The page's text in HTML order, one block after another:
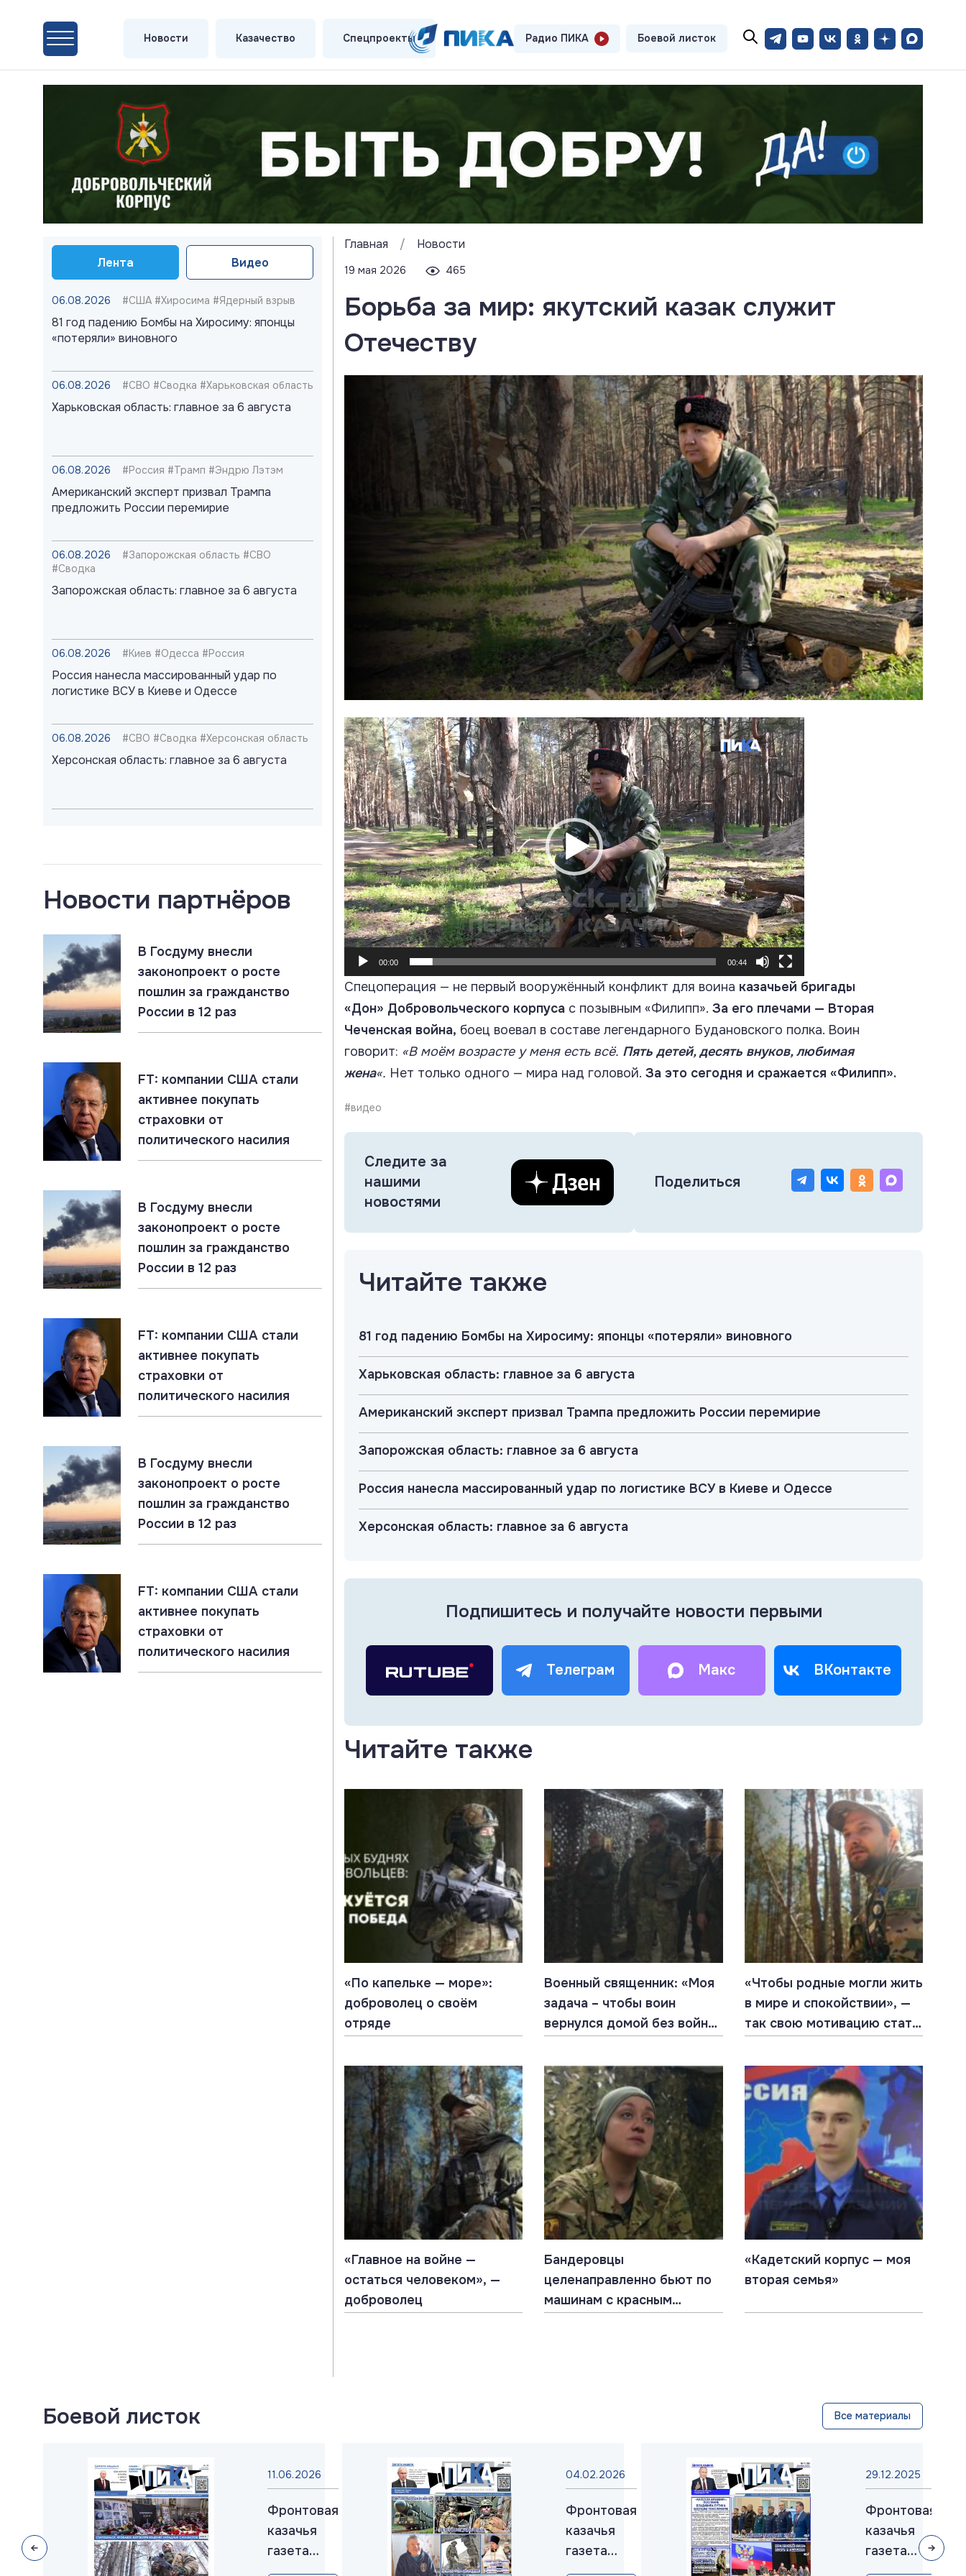
Новости Казачество Спецпроекты Радио ПИКА Боевой листок
Лента Видео
06.08.2026 #США #Хиросима #Ядерный взрыв
81 год падению Бомбы на Хиросиму: японцы
«потеряли» виновного
06.08.2026 #СВО #Сводка #Харьковская область
Харьковская область: главное за 6 августа
06.08.2026 #Россия #Трамп #Эндрю Лэтэм
Американский эксперт призвал Трампа
предложить России перемирие
06.08.2026
#Запорожская область #СВО
#Сводка
Запорожская область: главное за 6 августа
06.08.2026 #Киев #Одесса #Россия
Россия нанесла массированный удар по
логистике ВСУ в Киеве и Одессе
06.08.2026 #СВО #Сводка #Херсонская область
Херсонская область: главное за 6 августа
польских наёмников в ВСУ
06.08.2026 #ДНР #СВО #Сводка
06.08.2026 #«Циркон» #Гиперзвук #ПВО
«Цирконы» бьют по наземным целям. Россия
накапливает уникальный опыт
06.08.2026 #ЛНР #СВО #Сводка
ЛНР: главное за 6 августа
06.08.2026 #Гиперзвук #Киев #Ракеты
удары по инфраструктуре ВСУ неизбежны
05.08.2026 #СВО #Сводка #Харьковская область
Харьковская область: главное за 5 августа
Новости партнёров
В Госдуму внесли
законопроект о росте
пошлин за гражданство
России в 12 раз
FT: компании США стали
активнее покупать
страховки от
политического насилия
В Госдуму внесли
законопроект о росте
пошлин за гражданство
России в 12 раз
FT: компании США стали
активнее покупать
страховки от
политического насилия
В Госдуму внесли
законопроект о росте
пошлин за гражданство
России в 12 раз
FT: компании США стали
активнее покупать
страховки от
политического насилия
Главная / Новости
19 мая 2026 465
Борьба за мир: якутский казак служит
Отечеству
Видеоплеер
00:00 00:44
Спецоперация — не первый вооружённый конфликт для воина казачьей бригады
«Дон» Добровольческого корпуса с позывным «Филипп». За его плечами — Вторая
Чеченская война, боец воевал в составе легендарного Будановского полка. Воин
говорит: «В моём возрасте у меня есть всё. Пять детей, десять внуков, любимая
жена«. Нет только одного — мира над головой. За это сегодня и сражается «Филипп».
#видео
Следите за
нашими
новостями
Поделиться
Читайте также
81 год падению Бомбы на Хиросиму: японцы «потеряли» виновного
Харьковская область: главное за 6 августа
Американский эксперт призвал Трампа предложить России перемирие
Запорожская область: главное за 6 августа
Россия нанесла массированный удар по логистике ВСУ в Киеве и Одессе
Херсонская область: главное за 6 августа
Подпишитесь и получайте новости первыми
Телеграм Макс ВКонтакте
Читайте также
«По капельке — море»:
доброволец о своём
отряде
Военный священник: «Моя
задача – чтобы воин
вернулся домой без войны
«Чтобы родные могли жить
в мире и спокойствии», —
так свою мотивацию стать
воин с позывным «Гуль»
«Главное на войне —
остаться человеком», —
доброволец
Бандеровцы
целенаправленно бьют по
машинам с красным
«Кадетский корпус — моя
вторая семья»
Боевой листок Все материалы
11.06.2026
Фронтовая
казачья
газета
«ПИКА»:
04.02.2026
Фронтовая
казачья
газета
«ПИКА»:
29.12.2025
Фронтовая
казачья
газета
«ПИКА»: